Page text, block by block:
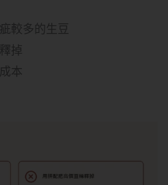
較多的生豆
掉
本